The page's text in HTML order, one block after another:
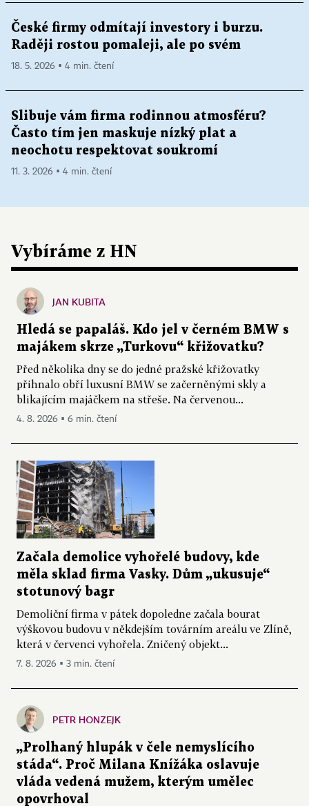
České firmy odmítají investory i burzu.
Raději rostou pomaleji, ale po svém
18. 5. 2026 ▪ 4 min. čtení
Slibuje vám firma rodinnou atmosféru?
Často tím jen maskuje nízký plat a
neochotu respektovat soukromí
11. 3. 2026 ▪ 4 min. čtení
Vybíráme z HN
JAN KUBITA
Hledá se papaláš. Kdo jel v černém BMW s
majákem skrze „Turkovu“ křižovatku?
Před několika dny se do jedné pražské křižovatky
přihnalo obří luxusní BMW se začerněnými skly a
blikajícím majáčkem na střeše. Na červenou...
4. 8. 2026 ▪ 6 min. čtení
Začala demolice vyhořelé budovy, kde
měla sklad firma Vasky. Dům „ukusuje“
stotunový bagr
Demoliční firma v pátek dopoledne začala bourat
výškovou budovu v někdejším továrním areálu ve Zlíně,
která v červenci vyhořela. Zničený objekt...
7. 8. 2026 ▪ 3 min. čtení
PETR HONZEJK
„Prolhaný hlupák v čele nemyslícího
stáda“. Proč Milana Knížáka oslavuje
vláda vedená mužem, kterým umělec
opovrhoval